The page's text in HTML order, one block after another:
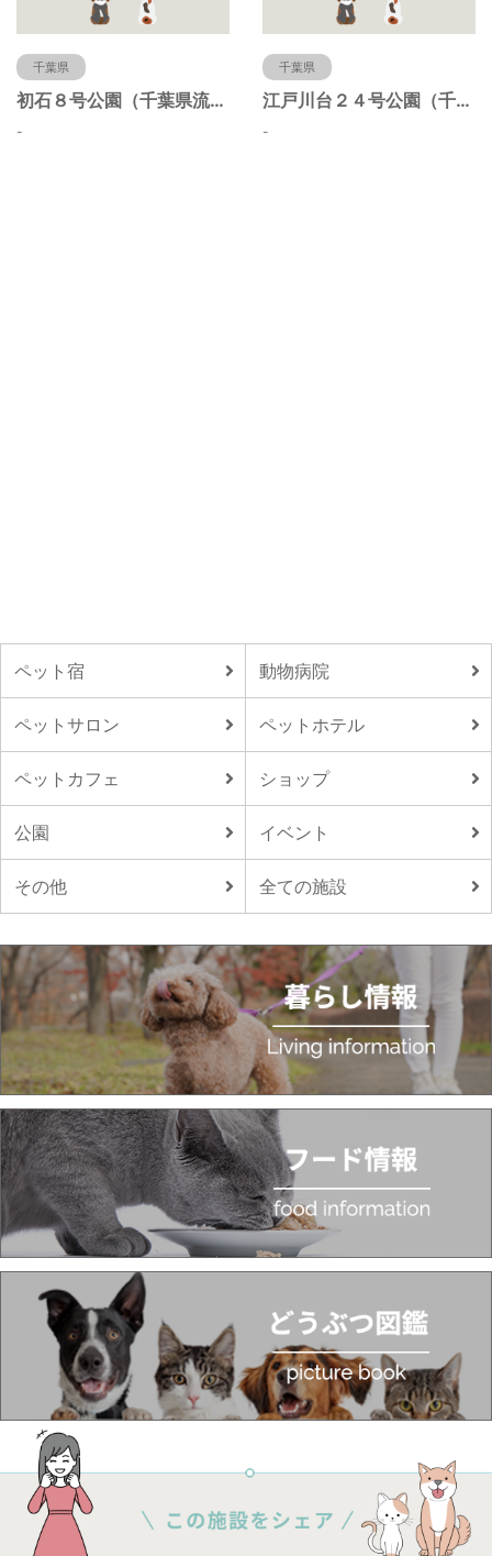
千葉県
初石８号公園（千葉県流山市）
-
千葉県
江戸川台２４号公園（千葉県流山市）
-
ペット宿 動物病院
ペットサロン ペットホテル
ペットカフェ ショップ
公園 イベント
その他 全ての施設